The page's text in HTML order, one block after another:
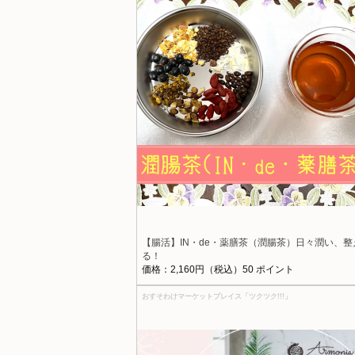
【腸活】IN・de・薬膳茶（潤腸茶）日々潤い、整
る！
価格：2,160円（税込）50 ポイント
おすそわけマーケットプレイス「ツクツク!!!」